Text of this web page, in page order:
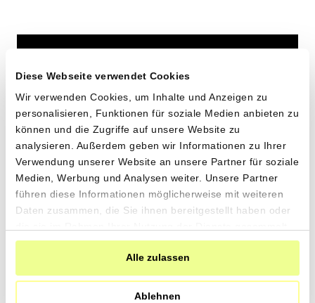
Diese Webseite verwendet Cookies
Wir verwenden Cookies, um Inhalte und Anzeigen zu
personalisieren, Funktionen für soziale Medien anbieten zu
können und die Zugriffe auf unsere Website zu
analysieren. Außerdem geben wir Informationen zu Ihrer
Verwendung unserer Website an unsere Partner für soziale
Medien, Werbung und Analysen weiter. Unsere Partner
führen diese Informationen möglicherweise mit weiteren
Daten zusammen, die Sie ihnen bereitgestellt haben oder
haben.
Alle zulassen
Ablehnen
«PIU Ánfora Blanco»
von Tierra Savia aus Cazalla de la Sierra,
Andalusien